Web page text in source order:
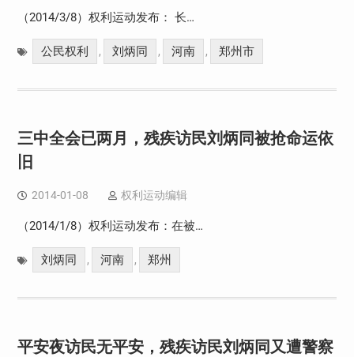
（2014/3/8）权利运动发布： 长…
公民权利 , 刘炳同 , 河南 , 郑州市
三中全会已两月，残疾访民刘炳同被抢命运依
旧
2014-01-08 权利运动编辑
（2014/1/8）权利运动发布：在被…
刘炳同 , 河南 , 郑州
平安夜访民无平安，残疾访民刘炳同又遭警察